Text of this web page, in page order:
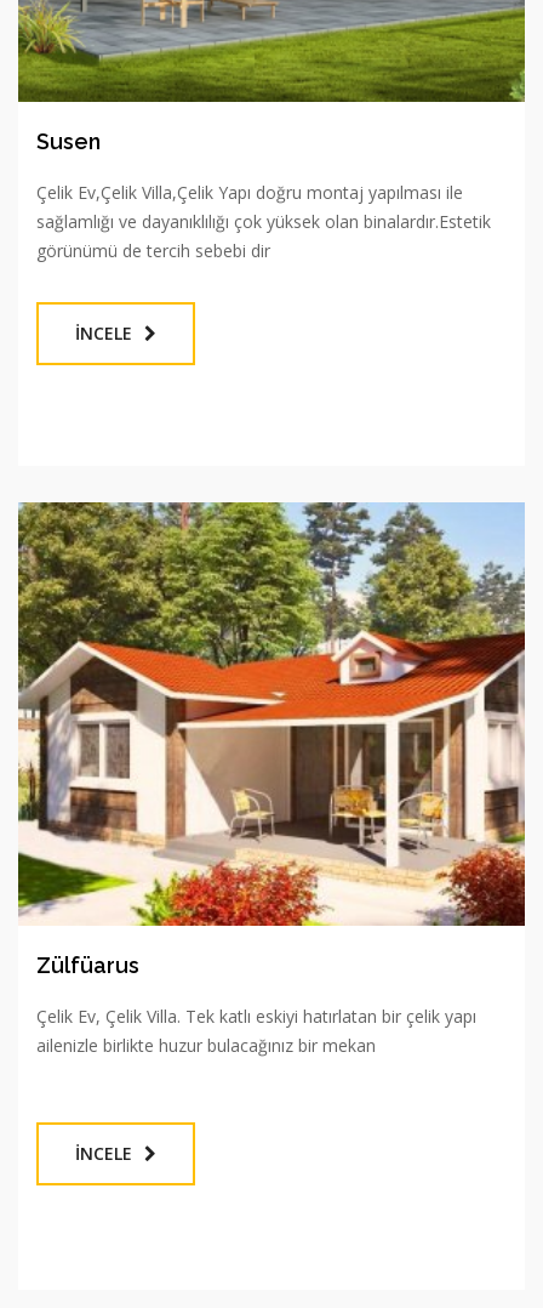
Susen
Çelik Ev,Çelik Villa,Çelik Yapı doğru montaj yapılması ile
sağlamlığı ve dayanıklılığı çok yüksek olan binalardır.Estetik
görünümü de tercih sebebi dir
İNCELE
Zülfüarus
Çelik Ev, Çelik Villa. Tek katlı eskiyi hatırlatan bir çelik yapı
ailenizle birlikte huzur bulacağınız bir mekan
İNCELE